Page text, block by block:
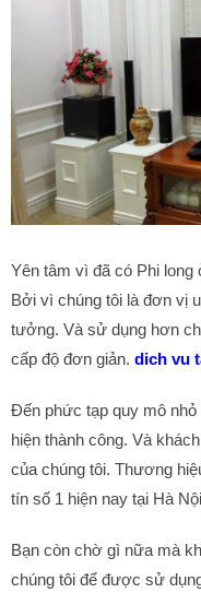
Yên tâm vì đã có Phi long
Bởi vì chúng tôi là đơn vị
tưởng. Và sử dụng hơn
cấp độ đơn giản. dich vu
Đến phức tạp quy mô
hiện thành công. Và
của chúng tôi. Thương
tín số 1 hiện nay tại Hà
Bạn còn chờ gì nữa mà
chúng tôi để được sử